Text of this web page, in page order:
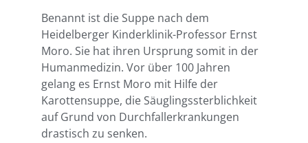
Benannt ist die Suppe nach dem
Heidelberger Kinderklinik-Professor Ernst
Moro. Sie hat ihren Ursprung somit in der
Humanmedizin. Vor über 100 Jahren
gelang es Ernst Moro mit Hilfe der
Karottensuppe, die Säuglingssterblichkeit
auf Grund von Durchfallerkrankungen
drastisch zu senken.